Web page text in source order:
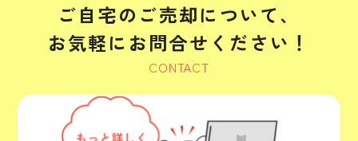
ご自宅のご売却について、
お気軽にお問合せください！
CONTACT